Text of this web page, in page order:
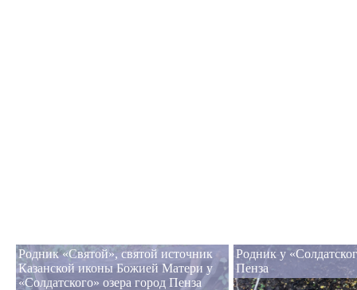
Родник «Святой», святой источник
Казанской иконы Божией Матери у
«Солдатского» озера город Пенза
Родник у
Пенза